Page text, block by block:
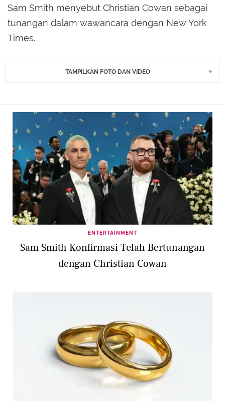
Sam Smith menyebut Christian Cowan sebagai
tunangan dalam wawancara dengan New York
Times.
TAMPILKAN FOTO DAN VIDEO
ENTERTAINMENT
Sam Smith Konfirmasi Telah Bertunangan
dengan Christian Cowan